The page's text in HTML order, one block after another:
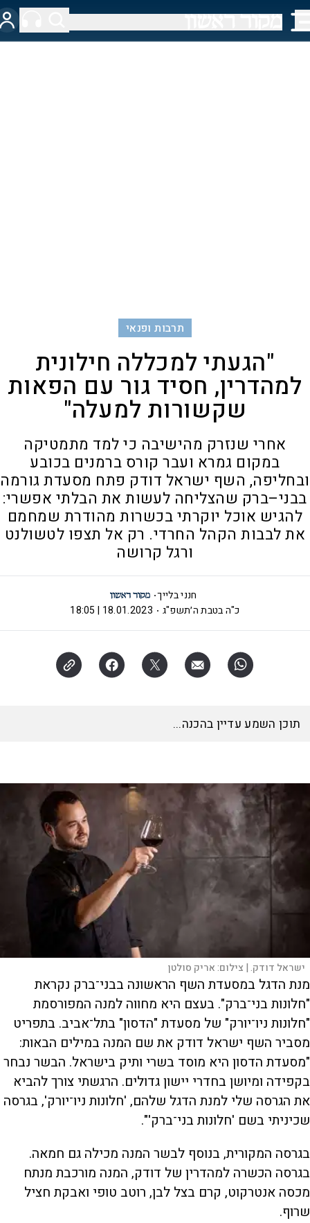
תרבות ופנאי
"הגעתי למכללה חילונית
למהדרין, חסיד גור עם הפאות
שקשורות למעלה"
אחרי שנזרק מהישיבה כי למד מתמטיקה
במקום גמרא ועבר קורס ברמנים בכובע
ובחליפה, השף ישראל דודק פתח מסעדת גורמה
בבני–ברק שהצליחה לעשות את הבלתי אפשרי:
להגיש אוכל יוקרתי בכשרות מהודרת שמחמם
את לבבות הקהל החרדי. רק אל תצפו לטשולנט
ורגל קרושה
חנני בלייך
כ"ה בטבת ה׳תשפ"ג
18.01.2023 | 18:05
ישראל דודק. | צילום:אריק סולטן
מנת הדגל במסעדת השף הראשונה בבני־ברק נקראת
"חלונות בני־ברק". בעצם היא מחווה למנה המפורסמת
"חלונות ניו־יורק" של מסעדת "הדסון" בתל־אביב. בתפריט
מסביר השף ישראל דודק את שם המנה במילים הבאות:
"מסעדת הדסון היא מוסד בשרי ותיק בישראל. הבשר נבחר
בקפידה ומיושן בחדרי יישון גדולים. הרגשתי צורך להביא
את הגרסה שלי למנת הדגל שלהם, 'חלונות ניו־יורק', בגרסה
שכיניתי בשם 'חלונות בני־ברק'".
בגרסה המקורית, בנוסף לבשר המנה מכילה גם חמאה.
בגרסה הכשרה למהדרין של דודק, המנה מורכבת מנתח
מכסה אנטרקוט, קרם בצל לבן, רוטב טופי ואבקת חציל
שרוף.